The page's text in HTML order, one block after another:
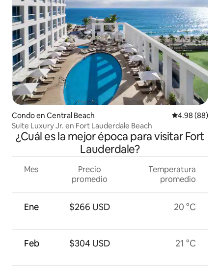
Condo en Central Beach Calificación
4.98 (88)
Suite Luxury Jr. en Fort Lauderdale Beach
¿Cuál es la mejor época para visitar Fort
Lauderdale?
Mes
Ene
Feb
Precio
promedio
$266 USD
$304 USD
Temperatura
promedio
20 °C
21 °C